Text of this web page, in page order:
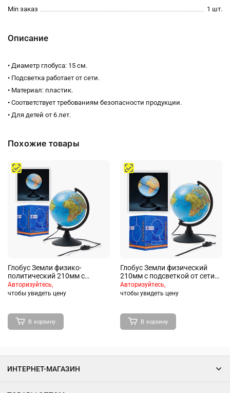
Min заказ
1 шт.
Описание
• Диаметр глобуса: 15 см.
• Подсветка работает от сети.
• Материал: пластик.
• Соответствует требованиям безопасности продукции.
• Для детей от 6 лет.
Похожие товары
Глобус Земли физико-
политический 210мм с
подсветкой от сети
Рельефный Классик
Авторизуйтесь,
чтобы увидеть цену
В корзину
Глобус Земли физический
210мм с подсветкой от сети
Рельефный Классик
Авторизуйтесь,
чтобы увидеть цену
В корзину
ИНТЕРНЕТ-МАГАЗИН